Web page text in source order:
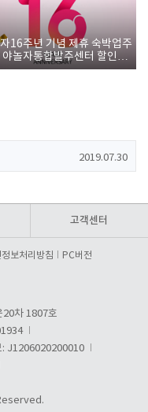
16주년 기념 제휴 숙박업주
야놀자통합발주센터 할인쿠
정
2019.07.30
고객센터
정보처리방침 PC버전
20차 1807호
: J1206020200010